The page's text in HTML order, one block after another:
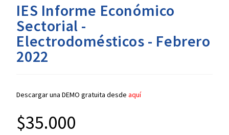
IES Informe Económico
Sectorial -
Electrodomésticos - Febrero
2022
Descargar una DEMO gratuita desdeaquí
$35.000